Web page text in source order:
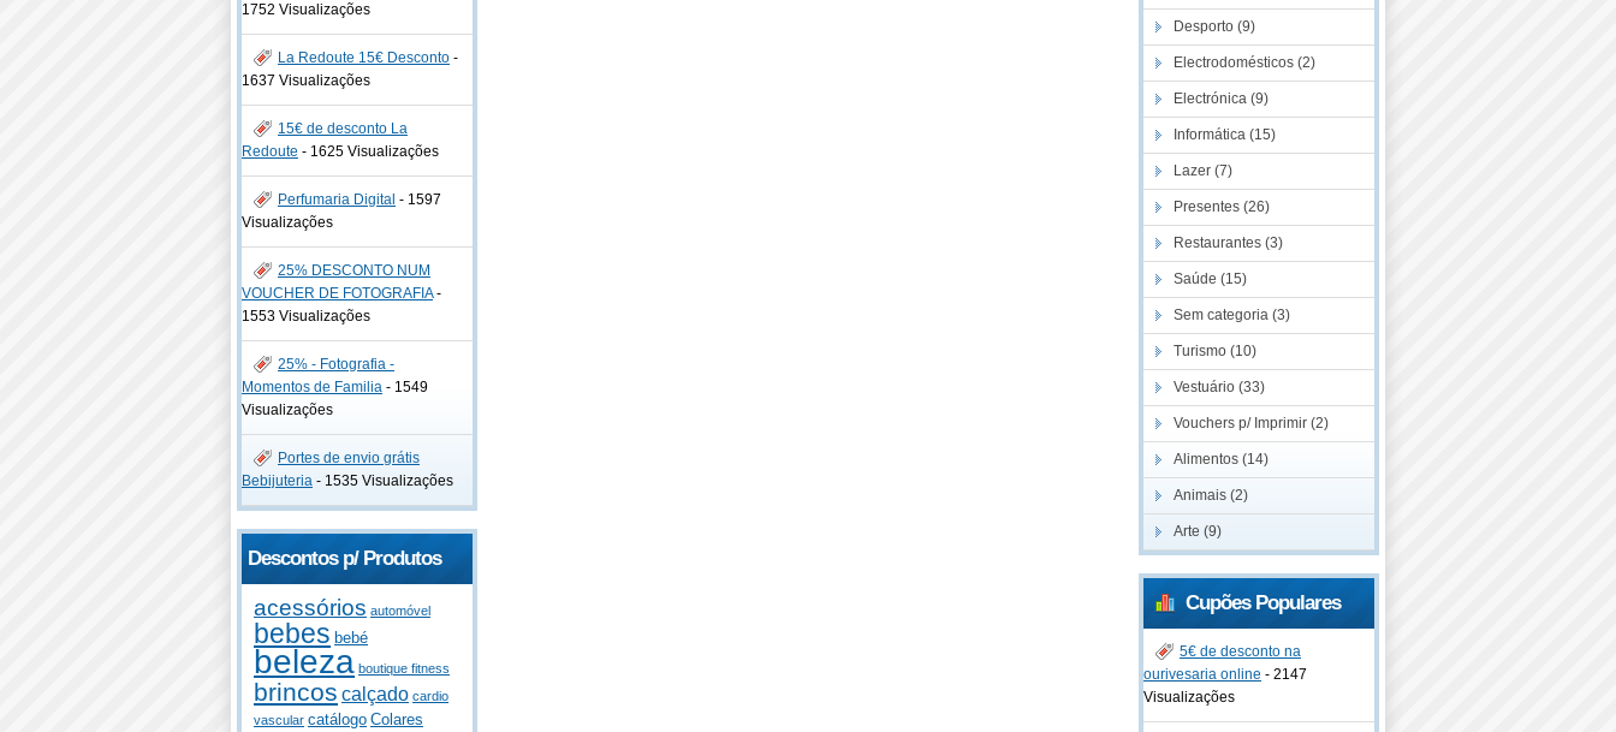
1752 Visualizações
La Redoute 15€ Desconto -
1637 Visualizações
15€ de desconto La
Redoute - 1625 Visualizações
Perfumaria Digital - 1597
Visualizações
25% DESCONTO NUM
VOUCHER DE FOTOGRAFIA-
1553 Visualizações
25% - Fotografia -
Momentos de Familia - 1549
Visualizações
Portes de envio grátis
Bebijuteria - 1535 Visualizações
Descontos p/ Produtos
acessórios automóvel
bebes bebé
beleza boutique fitness
brincos calçado cardio
vascular catálogo Colares
Desporto (9)
Electrodomésticos (2)
Electrónica (9)
Informática (15)
Lazer (7)
Presentes (26)
Restaurantes (3)
Saúde (15)
Sem categoria (3)
Turismo (10)
Vestuário (33)
Vouchers p/ Imprimir (2)
Alimentos (14)
Animais (2)
Arte (9)
Cupões Populares
5€ de desconto na
ourivesaria online - 2147
Visualizações